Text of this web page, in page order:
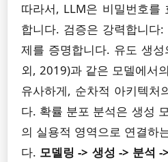
따라서, LLM은 비밀번호를
합니다. 검증은 강력합니다
제를 증명합니다. 유도 생성
외, 2019)과 같은 모델에서
유사하게, 순차적 아키텍처
다. 확률 분포 분석은 생성
의 실용적 영역으로 연결하
다. 모델링 -> 생성 -> 분석 -